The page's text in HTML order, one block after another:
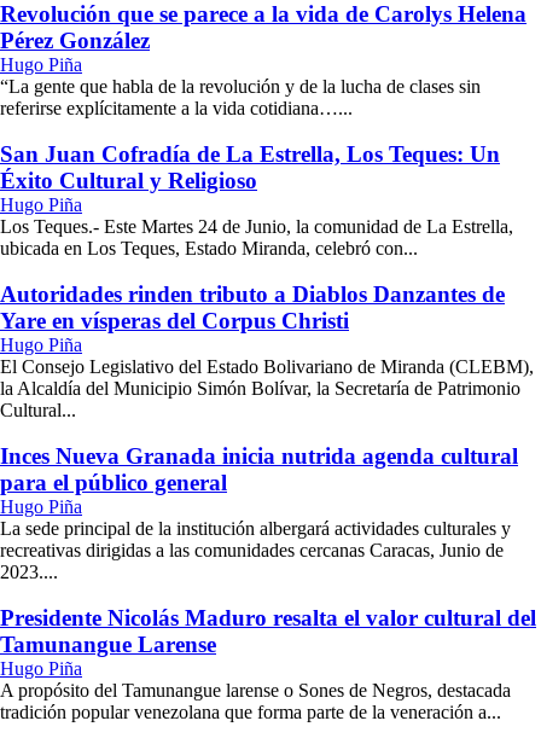
Revolución que se parece a la vida de Carolys Helena
Pérez González
Hugo Piña
“La gente que habla de la revolución y de la lucha de clases sin
referirse explícitamente a la vida cotidiana…...
San Juan Cofradía de La Estrella, Los Teques: Un
Éxito Cultural y Religioso
Hugo Piña
Los Teques.- Este Martes 24 de Junio, la comunidad de La Estrella,
ubicada en Los Teques, Estado Miranda, celebró con...
Autoridades rinden tributo a Diablos Danzantes de
Yare en vísperas del Corpus Christi
Hugo Piña
El Consejo Legislativo del Estado Bolivariano de Miranda (CLEBM),
la Alcaldía del Municipio Simón Bolívar, la Secretaría de Patrimonio
Cultural...
Inces Nueva Granada inicia nutrida agenda cultural
para el público general
Hugo Piña
La sede principal de la institución albergará actividades culturales y
recreativas dirigidas a las comunidades cercanas Caracas, Junio de
2023....
Presidente Nicolás Maduro resalta el valor cultural del
Tamunangue Larense
Hugo Piña
A propósito del Tamunangue larense o Sones de Negros, destacada
tradición popular venezolana que forma parte de la veneración a...